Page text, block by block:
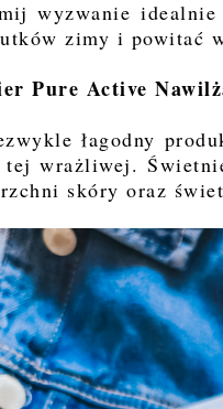
wyzwanie idealnie
zimy i powitać
Pure Active
łagodny
tej wrażliwej.
skóry oraz